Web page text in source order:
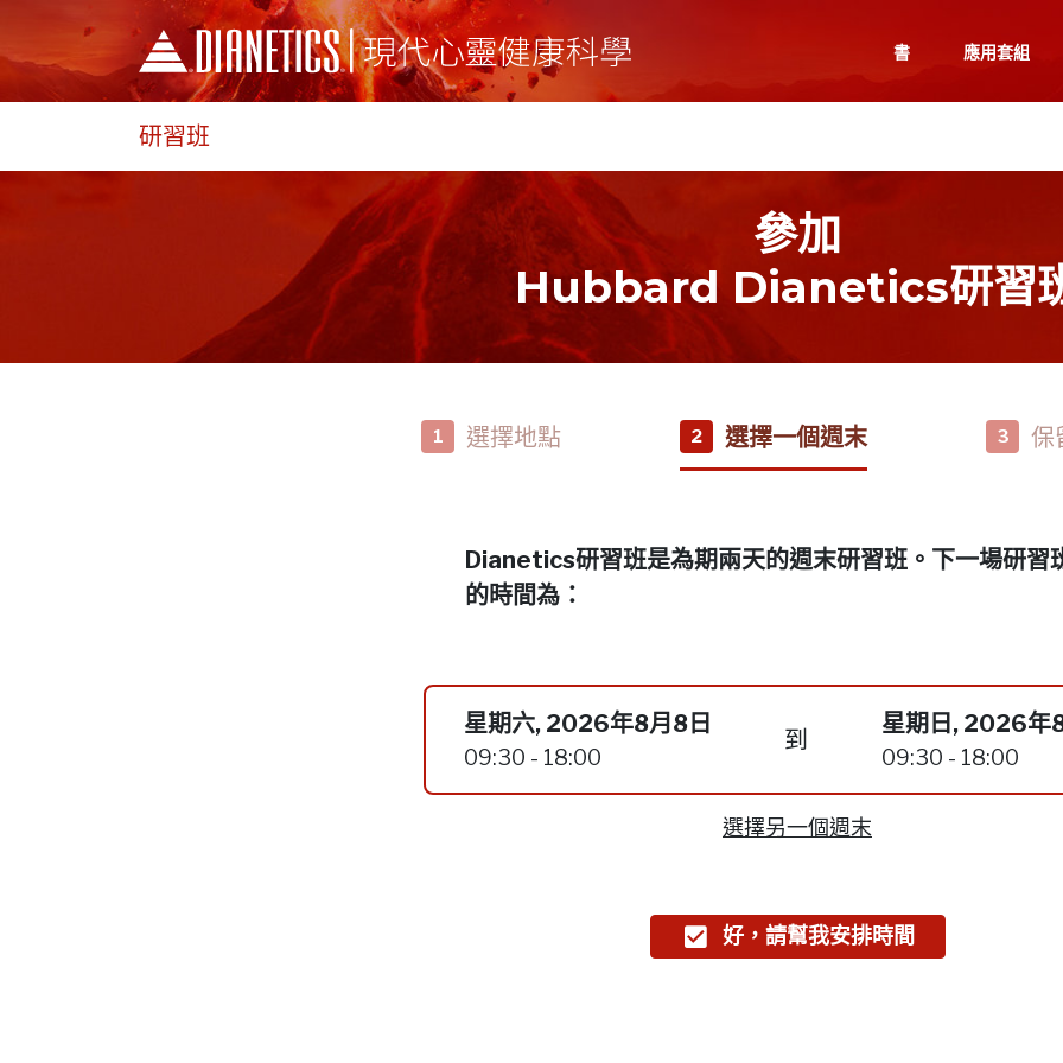
書 應用套組
研習班
參加
Hubbard Dianetics研習
1 選擇地點 2 選擇一個週末 3 保
Dianetics研習班是為期兩天的週末研習班。下一場研習
的時間為：
星期六, 2026年8月8日
09:30 - 18:00
到
星期日, 2026年
09:30 - 18:00
選擇另一個週末
好，請幫我安排時間